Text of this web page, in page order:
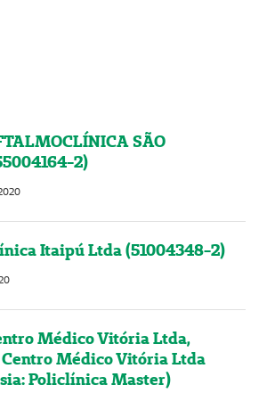
SÃO
2)
Itaipú Ltda (51004348-2)
Médico Vitória Ltda,
Médico Vitória Ltda
Policlínica Master)